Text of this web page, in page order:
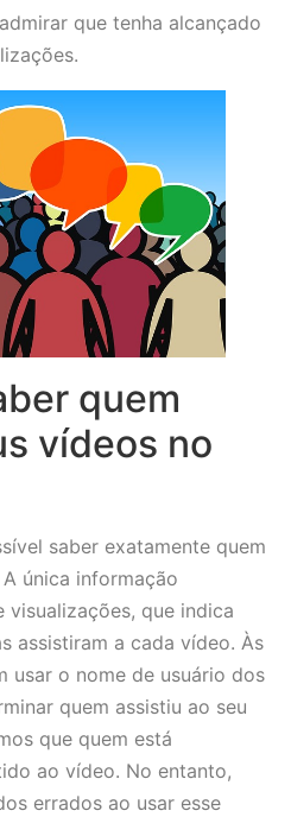
que tenha alcançado
quem
vídeos no
saber exatamente quem
única informação
visualizações, que indica
assistiram a cada vídeo. Às
usar o nome de usuário dos
quem assistiu ao seu
que quem está
ao vídeo. No entanto,
errados ao usar esse